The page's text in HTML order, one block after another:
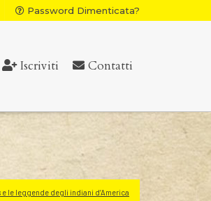
Password Dimenticata?
Iscriviti Contatti
le leggende degli indiani d’America